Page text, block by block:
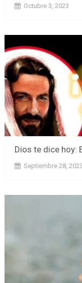
Octubre 3, 2023
Dios te dice hoy:
Septiembre 28, 2023